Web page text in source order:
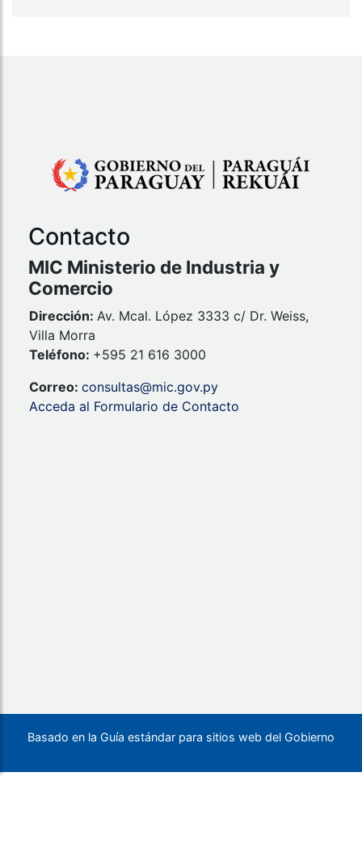
Contacto
MIC Ministerio de Industria y
Comercio
Dirección: Av. Mcal. López 3333 c/ Dr. Weiss,
Villa Morra
Teléfono: +595 21 616 3000
Correo: consultas@mic.gov.py
Acceda al Formulario de Contacto
Basado en la Guía estándar para sitios web del Gobierno